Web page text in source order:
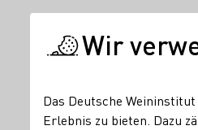
Wir
Das Deutsche
Erlebnis zu bieten. Dazu